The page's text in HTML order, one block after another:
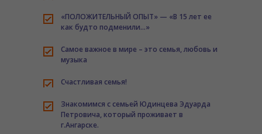
Байкальская звезда
-- Байкальская звезда 2026
---- Камерный концерт областного фестиваля детского
---- Гала-концерт отборочного тура Областного
Фестиваля «Байкальская звезда-2026» г. Усолье-
«ПОЛОЖИТЕЛЬНЫЙ ОПЫТ» — «В 15 лет ее
как будто подменили…»
Самое важное в мире – это семья, любовь и
музыка
Счастливая семья!
Знакомимся с семьей Юдинцева Эдуарда
Петровича, который проживает в
г.Ангарске.